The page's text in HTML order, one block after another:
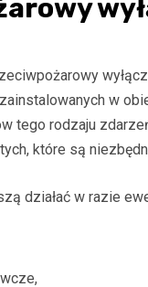
w
tego rodzaju
które są
działać w razie